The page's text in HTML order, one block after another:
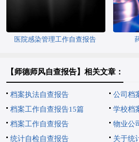
医院感染管理工作自查报告
【师德师风自查报告】相关文章：
档案执法自查报告
公司档
档案工作自查报告15篇
学校档
档案工作自查报告
物业公
统计自检自查报告
关于统